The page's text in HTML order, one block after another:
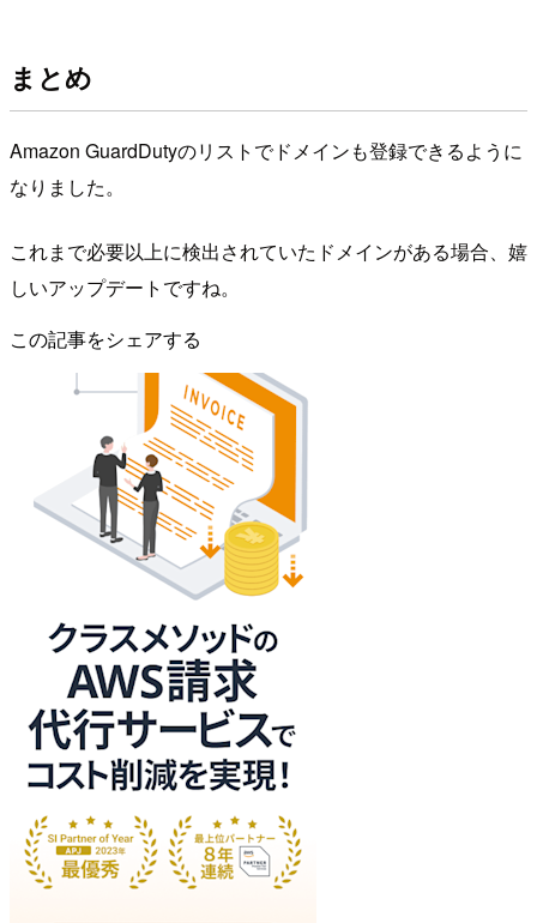
まとめ
Amazon GuardDutyのリストでドメインも登録できるように
なりました。
これまで必要以上に検出されていたドメインがある場合、嬉
しいアップデートですね。
この記事をシェアする